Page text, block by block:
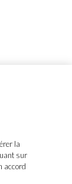
la
sur
accord